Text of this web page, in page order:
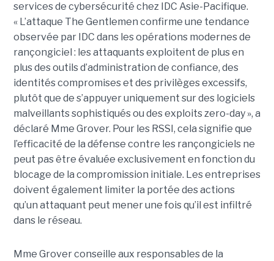
services de cybersécurité chez IDC Asie-Pacifique.
« L’attaque The Gentlemen confirme une tendance
observée par IDC dans les opérations modernes de
rançongiciel : les attaquants exploitent de plus en
plus des outils d’administration de confiance, des
identités compromises et des privilèges excessifs,
plutôt que de s’appuyer uniquement sur des logiciels
malveillants sophistiqués ou des exploits zero-day », a
déclaré Mme Grover. Pour les RSSI, cela signifie que
l’efficacité de la défense contre les rançongiciels ne
peut pas être évaluée exclusivement en fonction du
blocage de la compromission initiale. Les entreprises
doivent également limiter la portée des actions
qu’un attaquant peut mener une fois qu’il est infiltré
dans le réseau.
Mme Grover conseille aux responsables de la